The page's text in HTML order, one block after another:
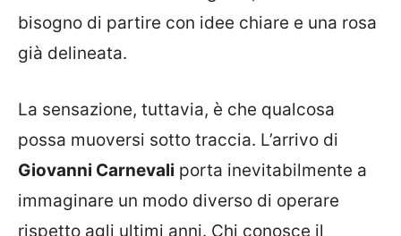
bisogno di partire con idee chiare e una rosa
già delineata.
La sensazione, tuttavia, è che qualcosa
possa muoversi sotto traccia. L’arrivo di
Giovanni Carnevali porta inevitabilmente a
immaginare un modo diverso di operare
rispetto agli ultimi anni. Chi conosce il